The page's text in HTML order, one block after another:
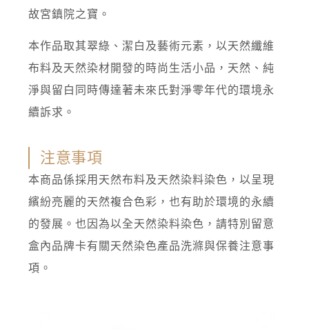
故宮鎮院之寶。
本作品取其翠綠、潔白及藝術元素，以天然纖維
布料及天然染材開發的時尚生活小品，天然、純
淨與留白同時傳達著未來氏對淨零年代的環境永
續訴求。
注意事項
本商品係採用天然布料及天然染料染色，以呈現
繽紛亮麗的天然複合色彩，也有助於環境的永續
的發展。也因為以全天然染料染色，請特別留意
盒內品牌卡有關天然染色產品洗滌與保養注意事
項。